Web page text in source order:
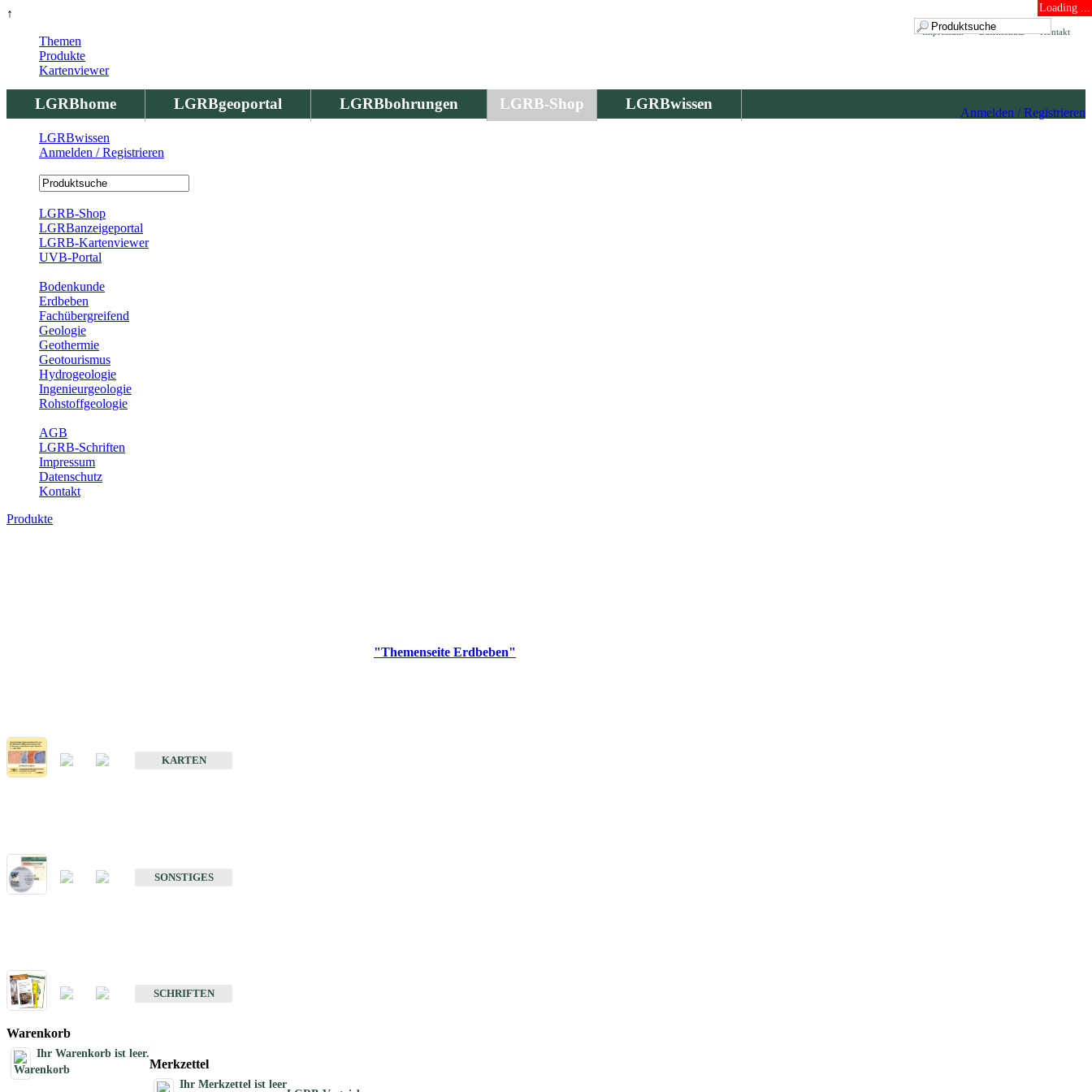
↑ Loading ...
Kontakt
Datenschutz
Impressum
LGRBhome LGRBgeoportal LGRBbohrungen LGRB-Shop LGRBwissen
Anmelden / Registrieren
Themen
Produkte
Kartenviewer
LGRBwissen
Anmelden / Registrieren
LGRB-Shop
LGRBanzeigeportal
LGRB-Kartenviewer
UVB-Portal
Bodenkunde
Erdbeben
Fachübergreifend
Geologie
Geothermie
Geotourismus
Hydrogeologie
Ingenieurgeologie
Rohstoffgeologie
AGB
LGRB-Schriften
Impressum
Datenschutz
Kontakt
Produkte
"Themenseite Erdbeben"
KARTEN
SONSTIGES
SCHRIFTEN
Warenkorb
Ihr Warenkorb ist leer.
Merkzettel
Ihr Merkzettel ist leer